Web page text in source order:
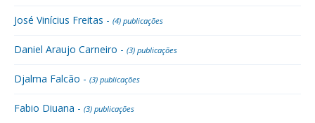
José Vinícius Freitas - (4) publicações
Daniel Araujo Carneiro - (3) publicações
Djalma Falcão - (3) publicações
Fabio Diuana - (3) publicações